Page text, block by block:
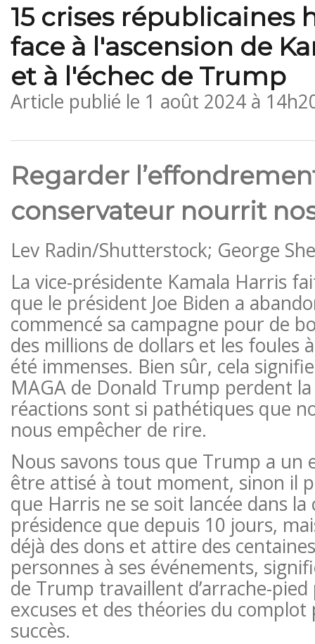
15 crises républicaines
face à l'ascension de
et à l'échec de Trump
Article publié le 1 août 2024 à
Regarder
conservateur nourrit
Lev Radin/Shutterstock; George
La vice-présidente Kamala Harris
que le président Joe Biden a
commencé sa campagne pour de
des millions de dollars et les foules
été immenses. Bien sûr, cela
MAGA de Donald Trump perdent
réactions sont si pathétiques que
nous empêcher de rire.
Nous savons tous que Trump a un
être attisé à tout moment, sinon il
que Harris ne se soit lancée dans la
présidence que depuis 10 jours,
déjà des dons et attire des
personnes à ses événements,
de Trump travaillent d’arrache-
excuses et des théories du
succès.